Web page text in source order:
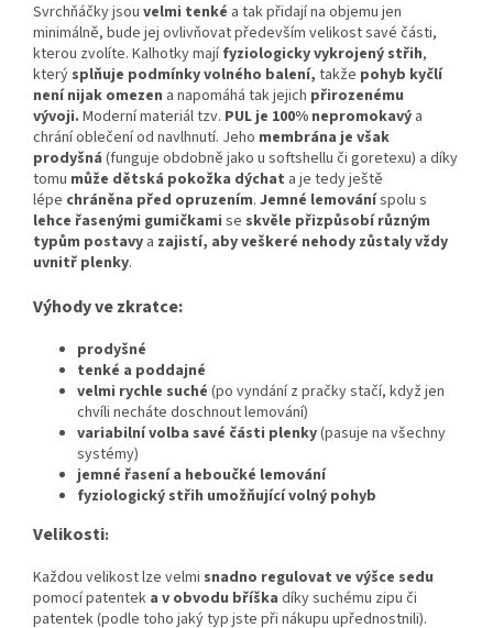
Svrchňáčky jsou velmi tenké a tak přidají na objemu jen
minimálně, bude jej ovlivňovat především velikost savé části,
kterou zvolíte. Kalhotky majífyziologicky vykrojený střih,
který splňuje podmínky volného balení, takže pohyb kyčlí
není nijak omezen a napomáhá tak jejich přirozenému
vývoji. Moderní materiál tzv. PUL je 100% nepromokavý a
chrání oblečení od navlhnutí. Jeho membrána je však
prodyšná (funguje obdobně jako u softshellu či goretexu) a díky
tomu může dětská pokožka dýchat a je tedy ještě
lépe chráněna před opruzením. Jemné lemováníspolu s
lehce řasenými gumičkami se skvěle přizpůsobí různým
typům postavy a zajistí, aby veškeré nehody zůstaly vždy
uvnitř plenky.
Výhody ve zkratce:
prodyšné
tenké a poddajné
velmi rychle suché (po vyndání z pračky stačí, když jen
chvíli necháte doschnout lemování)
variabilní volba savé části plenky(pasuje na všechny
systémy)
jemné řasení a heboučké lemování
fyziologický střih umožňující volný pohyb
Velikosti:
Každou velikost lze velmi snadno regulovat ve výšce sedu
pomocí patentek a v obvodu bříška díky suchému zipu či
patentek (podle toho jaký typ jste při nákupu upřednostnili).